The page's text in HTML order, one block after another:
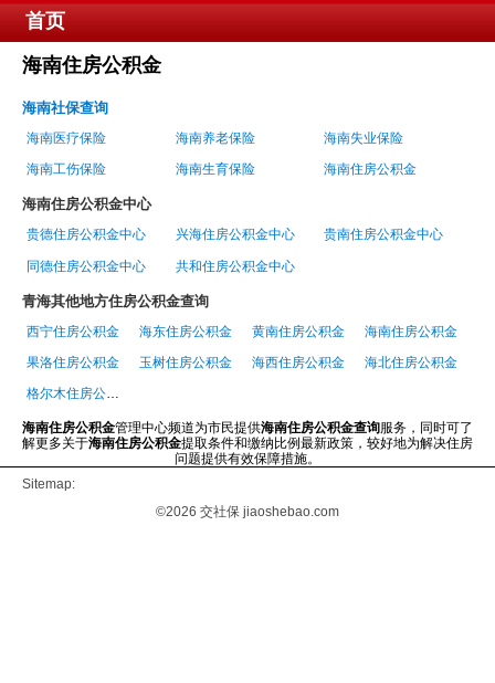
首页
海南住房公积金
海南社保查询
海南医疗保险 海南养老保险 海南失业保险
海南工伤保险 海南生育保险 海南住房公积金
海南住房公积金中心
贵德住房公积金中心 兴海住房公积金中心 贵南住房公积金中心
同德住房公积金中心 共和住房公积金中心
青海其他地方住房公积金查询
西宁住房公积金 海东住房公积金 黄南住房公积金 海南住房公积金
果洛住房公积金 玉树住房公积金 海西住房公积金 海北住房公积金
格尔木住房公积金
海南住房公积金管理中心频道为市民提供海南住房公积金查询服务，同时可了
解更多关于海南住房公积金提取条件和缴纳比例最新政策，较好地为解决住房
问题提供有效保障措施。
Sitemap:
©2026 交社保 jiaoshebao.com